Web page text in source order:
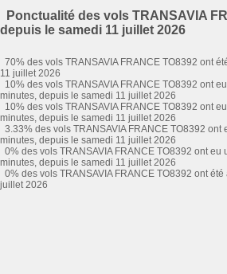
Ponctualité des vols TRANSAVIA
depuis le samedi 11 juillet 2026
70% des vols TRANSAVIA FRANCE TO8392 ont
11 juillet 2026
10% des vols TRANSAVIA FRANCE TO8392 ont
minutes, depuis le samedi 11 juillet 2026
10% des vols TRANSAVIA FRANCE TO8392 ont
minutes, depuis le samedi 11 juillet 2026
3.33% des vols TRANSAVIA FRANCE TO8392
minutes, depuis le samedi 11 juillet 2026
0% des vols TRANSAVIA FRANCE TO8392 ont eu
minutes, depuis le samedi 11 juillet 2026
0% des vols TRANSAVIA FRANCE TO8392 ont
juillet 2026